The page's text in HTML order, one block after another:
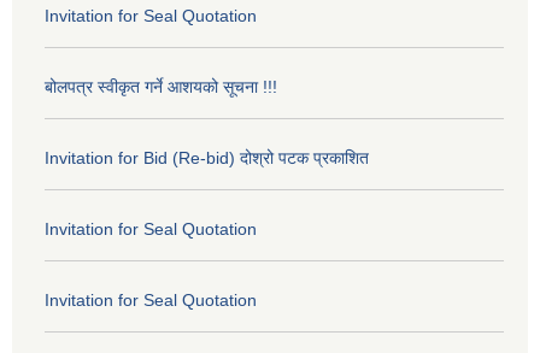
Invitation for Seal Quotation
बोलपत्र स्वीकृत गर्ने आशयको सूचना !!!
Invitation for Bid (Re-bid) दोश्रो पटक प्रकाशित
Invitation for Seal Quotation
Invitation for Seal Quotation